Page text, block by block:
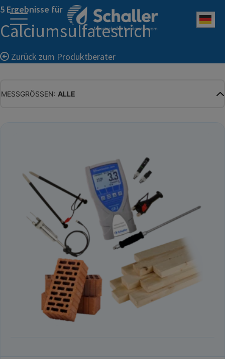
5 Ergebnisse für
Calciumsulfatestrich
Zurück zum Produktberater
MESSGRÖSSEN: ALLE
TEMPERATUR
GLEICHGEWICHTSFEUCHTE
WASSERAKTIVITÄT
TROCKENSUBSTANZ
HEKTOLITERGEWICHT
TAUPUNKT
SCHÜTTDICHTE
GEWICHT / MASSE